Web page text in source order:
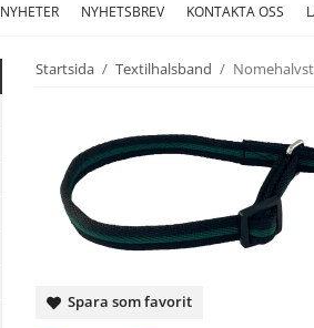
NYHETER NYHETSBREV KONTAKTA OSS
Startsida / Textilhalsband /
Spara som favorit